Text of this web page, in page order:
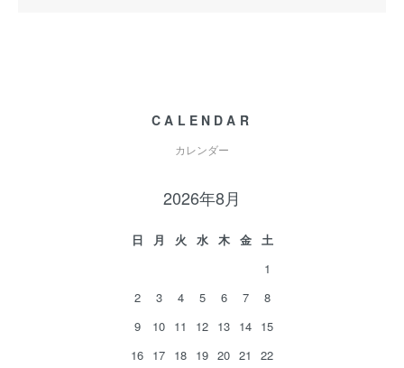
CALENDAR
カレンダー
2026年8月
日 月 火 水 木 金
土
1
2
3 4 5 6 7
8
9
10 11 12 13 14 15
16 17 18 19 20 21
22